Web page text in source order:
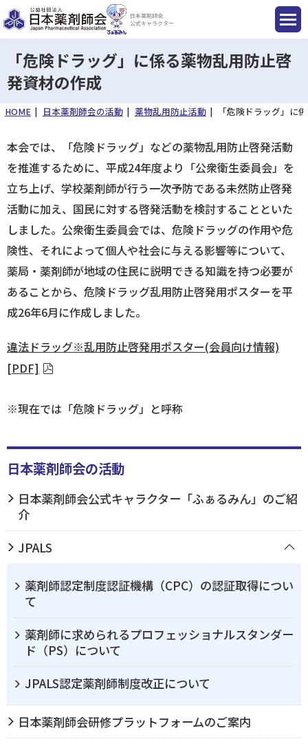
日本薬剤師会
公式キャラクター
国民のみなさまへ
薬剤師のみなさまへ
会員のみなさまへ
薬剤師を目指す方へ
入会のご案内
「危険ドラッグ」に係る薬物乱用防止啓
発資材の作成
HOME 日本薬剤師会の活動 薬物乱用防止活動 「危険ドラッグ」に
本会では、「危険ドラッグ」などの薬物乱用防止啓発活動
を推進するために、平成24年度より「公衆衛生委員会」を
立ち上げ、学校薬剤師が行う一次予防である未然防止啓発
活動に加え、国民に対する啓発活動を検討することといた
しました。公衆衛生委員会では、危険ドラッグの作用や危
険性、それによって個人や社会に与える影響等について、
薬局・薬剤師が地域の住民に説明できる知識を持つ必要が
あることから、危険ドラッグ乱用防止啓発用ポスターを平
成26年6月に作成しました。
違法ドラッグ※乱用防止啓発用ポスター(会員向け情報)
[PDF]
※現在では「危険ドラッグ」と呼称
日本薬剤師会の活動
日本薬剤師会公式キャラクター「ふぁるみん」のご紹
介
JPALS
薬剤師認定制度認証機構（CPC）の認証取得につい
て
薬剤師に求められるプロフェッショナルスタンダー
ド（PS）について
JPALS認定薬剤師制度改正について
日本薬剤師会研修プラットフォームのご案内